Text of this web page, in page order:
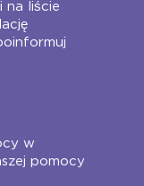
na liście
w
pomocy